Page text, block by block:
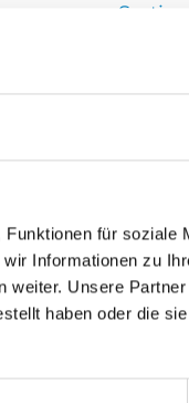
für soziale
Informationen zu
Unsere
haben oder die